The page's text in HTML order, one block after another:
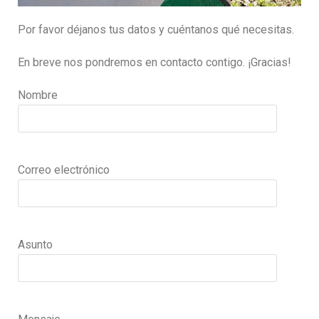
Por favor déjanos tus datos y cuéntanos qué necesitas.
En breve nos pondremos en contacto contigo. ¡Gracias!
Nombre
Correo electrónico
Asunto